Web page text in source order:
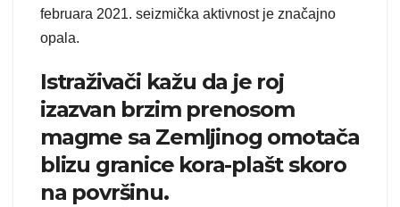
februara 2021. seizmička aktivnost je značajno
opala.
Istraživači kažu da je roj
izazvan brzim prenosom
magme sa Zemljinog omotača
blizu granice kora-plašt skoro
na površinu.